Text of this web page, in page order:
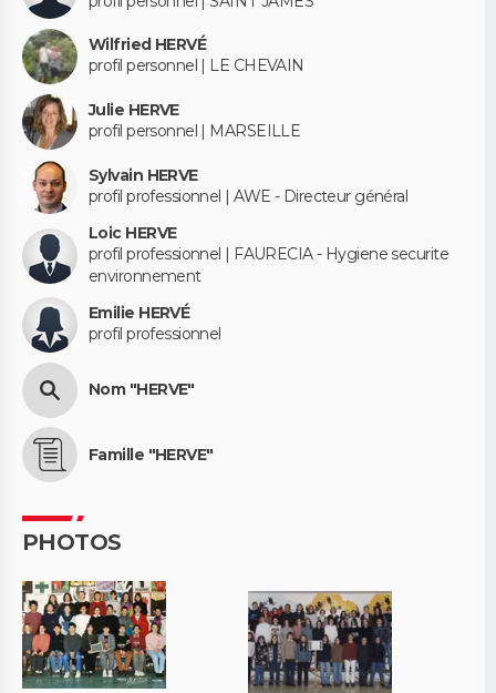
Wilfried HERVÉ
profil personnel | LE CHEVAIN
Julie HERVE
profil personnel | MARSEILLE
Sylvain HERVE
profil professionnel | AWE - Directeur général
Loic HERVE
profil professionnel | FAURECIA - Hygiene securite
environnement
Emilie HERVÉ
profil professionnel
Nom "HERVE"
Famille "HERVE"
PHOTOS